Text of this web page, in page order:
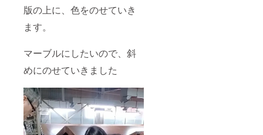
版の上に、色をのせていき
ます。
マーブルにしたいので、斜
めにのせていきました